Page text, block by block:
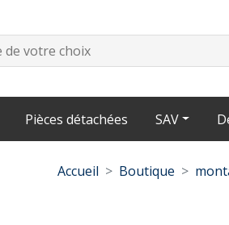
Pièces détachées SAV
Accueil Boutique